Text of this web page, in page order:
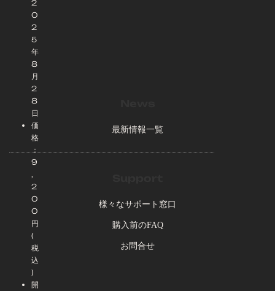
2
0
2
5
年
8
月
2
8
日
価
格
：
9
,
2
0
0
円
(
税
込
)
開
最新情報一覧
様々なサポート窓口
購入前のFAQ
お問合せ